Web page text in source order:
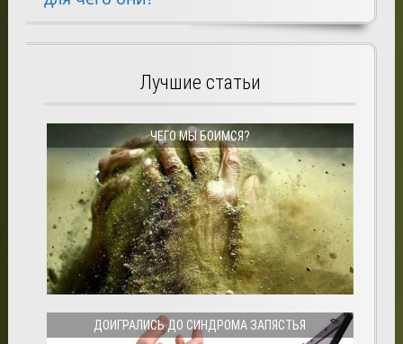
Лучшие статьи
ЧЕГО МЫ БОИМСЯ?
ДОИГРАЛИСЬ ДО СИНДРОМА ЗАПЯСТЬЯ